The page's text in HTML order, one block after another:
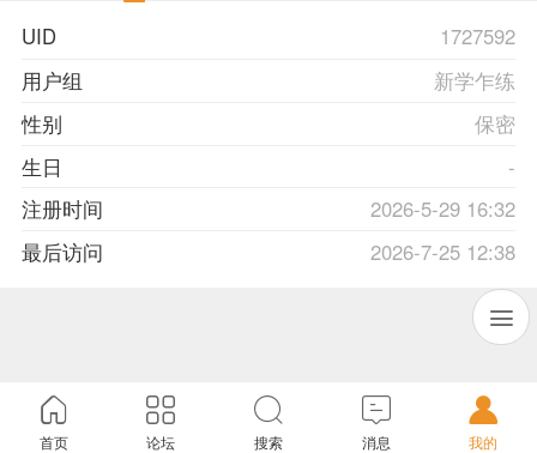
UID
1727592
用户组
新学乍练
性别
保密
生日
-
注册时间
2026-5-29 16:32
最后访问
2026-7-25 12:38
首页 论坛 搜索 消息 我的